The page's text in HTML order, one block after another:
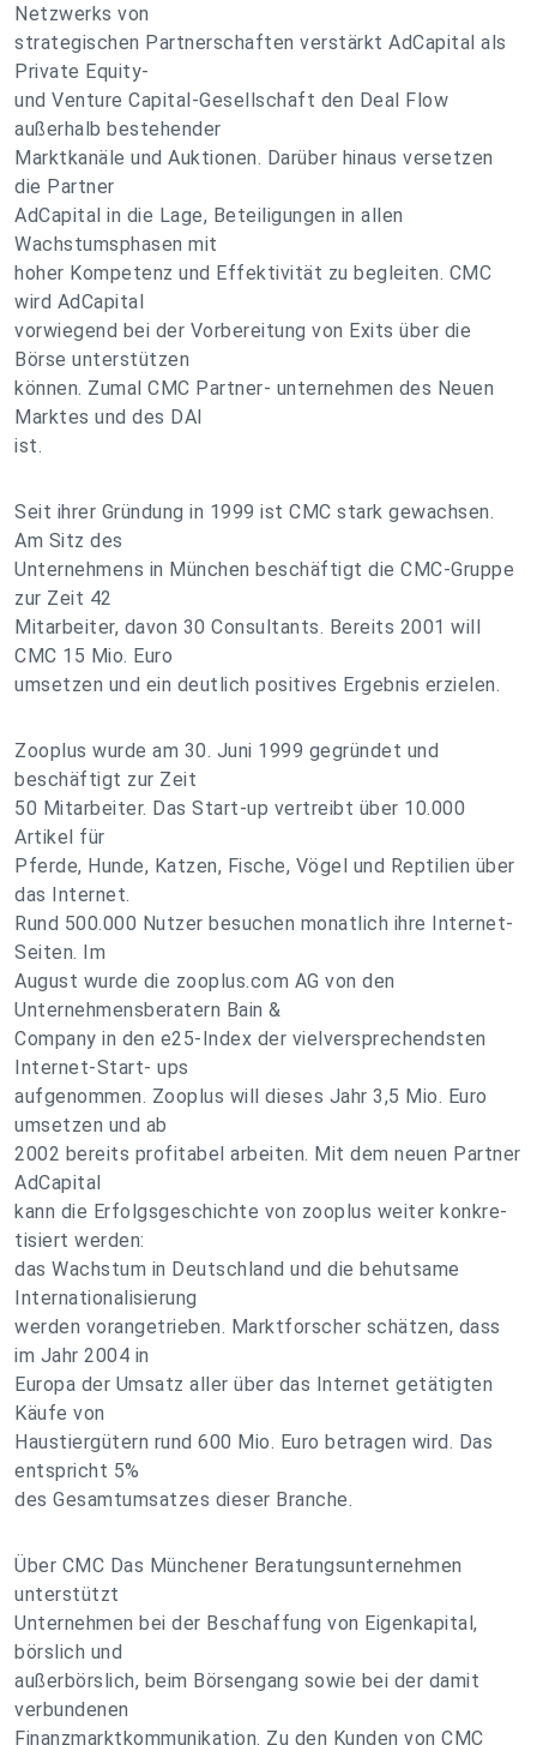
Netzwerks von
strategischen Partnerschaften verstärkt AdCapital als
Private Equity-
und Venture Capital-Gesellschaft den Deal Flow
außerhalb bestehender
Marktkanäle und Auktionen. Darüber hinaus versetzen
die Partner
AdCapital in die Lage, Beteiligungen in allen
Wachstumsphasen mit
hoher Kompetenz und Effektivität zu begleiten. CMC
wird AdCapital
vorwiegend bei der Vorbereitung von Exits über die
Börse unterstützen
können. Zumal CMC Partner- unternehmen des Neuen
Marktes und des DAI
ist.
Seit ihrer Gründung in 1999 ist CMC stark gewachsen.
Am Sitz des
Unternehmens in München beschäftigt die CMC-Gruppe
zur Zeit 42
Mitarbeiter, davon 30 Consultants. Bereits 2001 will
CMC 15 Mio. Euro
umsetzen und ein deutlich positives Ergebnis erzielen.
Zooplus wurde am 30. Juni 1999 gegründet und
beschäftigt zur Zeit
50 Mitarbeiter. Das Start-up vertreibt über 10.000
Artikel für
Pferde, Hunde, Katzen, Fische, Vögel und Reptilien über
das Internet.
Rund 500.000 Nutzer besuchen monatlich ihre Internet-
Seiten. Im
August wurde die zooplus.com AG von den
Unternehmensberatern Bain &
Company in den e25-Index der vielversprechendsten
Internet-Start- ups
aufgenommen. Zooplus will dieses Jahr 3,5 Mio. Euro
umsetzen und ab
2002 bereits profitabel arbeiten. Mit dem neuen Partner
AdCapital
kann die Erfolgsgeschichte von zooplus weiter konkre-
tisiert werden:
das Wachstum in Deutschland und die behutsame
Internationalisierung
werden vorangetrieben. Marktforscher schätzen, dass
im Jahr 2004 in
Europa der Umsatz aller über das Internet getätigten
Käufe von
Haustiergütern rund 600 Mio. Euro betragen wird. Das
entspricht 5%
des Gesamtumsatzes dieser Branche.
Über CMC Das Münchener Beratungsunternehmen
unterstützt
Unternehmen bei der Beschaffung von Eigenkapital,
börslich und
außerbörslich, beim Börsengang sowie bei der damit
verbundenen
Finanzmarktkommunikation. Zu den Kunden von CMC